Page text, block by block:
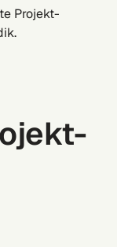
Projekt-